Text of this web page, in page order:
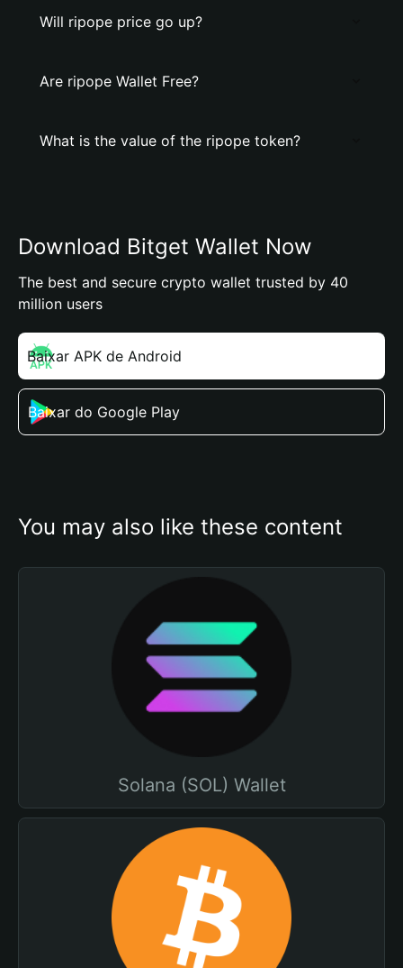
Will ripope price go up?
Are ripope Wallet Free?
What is the value of the ripope token?
Download Bitget Wallet Now
The best and secure crypto wallet trusted by 40
million users
Baixar APK de Android
Baixar do Google Play
You may also like these content
Solana (SOL) Wallet